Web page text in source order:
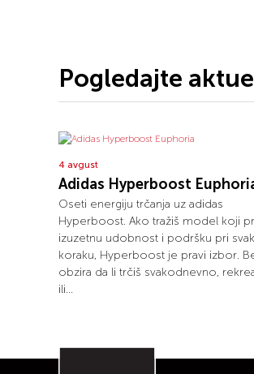
Pogledajte
4 avgust
Adidas Hyperboost
Oseti energiju trčanja uz adidas
Hyperboost. Ako tražiš model koji
izuzetnu udobnost i podršku pri
koraku, Hyperboost je pravi izbor.
obzira da li trčiš svakodnevno,
ili...